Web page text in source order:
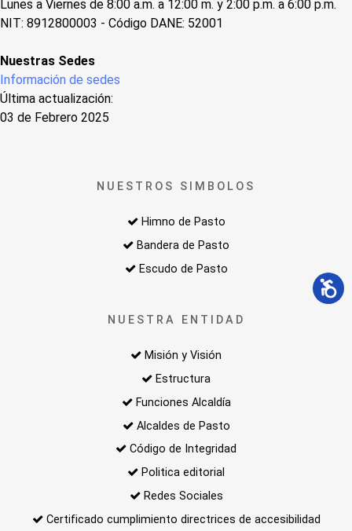
Lunes a Viernes de 8:00 a.m. a 12:00 m. y 2:00 p.m. a 6:00 p.m.
NIT: 8912800003 - Código DANE: 52001
Nuestras Sedes
Información de sedes
Última actualización:
03 de Febrero 2025
NUESTROS SIMBOLOS
Himno de Pasto
Bandera de Pasto
Escudo de Pasto
NUESTRA ENTIDAD
Misión y Visión
Estructura
Funciones Alcaldía
Alcaldes de Pasto
Código de Integridad
Politica editorial
Redes Sociales
Certificado cumplimiento directrices de accesibilidad